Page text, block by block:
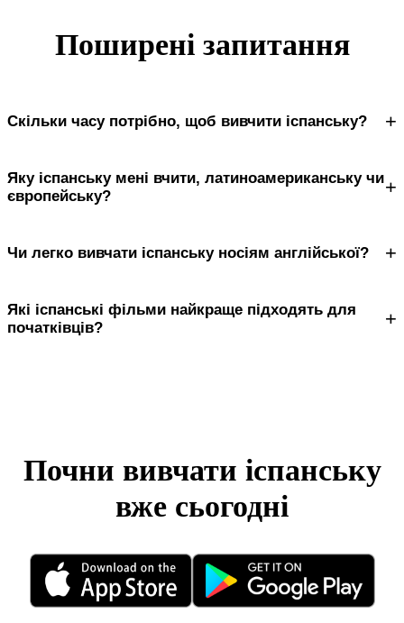
Поширені запитання
Скільки часу потрібно, щоб вивчити іспанську? +
Яку іспанську мені вчити, латиноамериканську чи
європейську?
+
Чи легко вивчати іспанську носіям англійської? +
Які іспанські фільми найкраще підходять для
початківців?
+
Почни вивчати іспанську
вже сьогодні